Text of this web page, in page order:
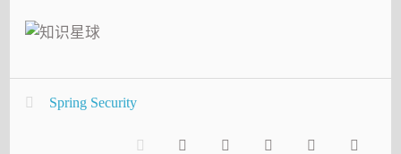
Spring Security